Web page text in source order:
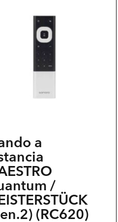
a
/
(RC620)